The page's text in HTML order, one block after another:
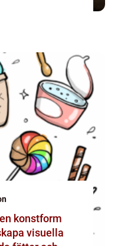
konstform
visuella